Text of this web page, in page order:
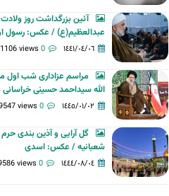
ح
ث
آئین بزرگداشت روز
عبدالعظیم(ع) / عکس: رسول
١٤٤١/٠٤/٠٦ 0 comments
views
مراسم عزاداری شب اول
الله سیداحمد حسینی
١٤٤٥/٠١/٠٢ 0 comments
views
گل آرایی و آذین بندی حرم
شعبانیه / عکس: اسدی
١٤٤٤/٠٨/٠٤ 0 comments
views